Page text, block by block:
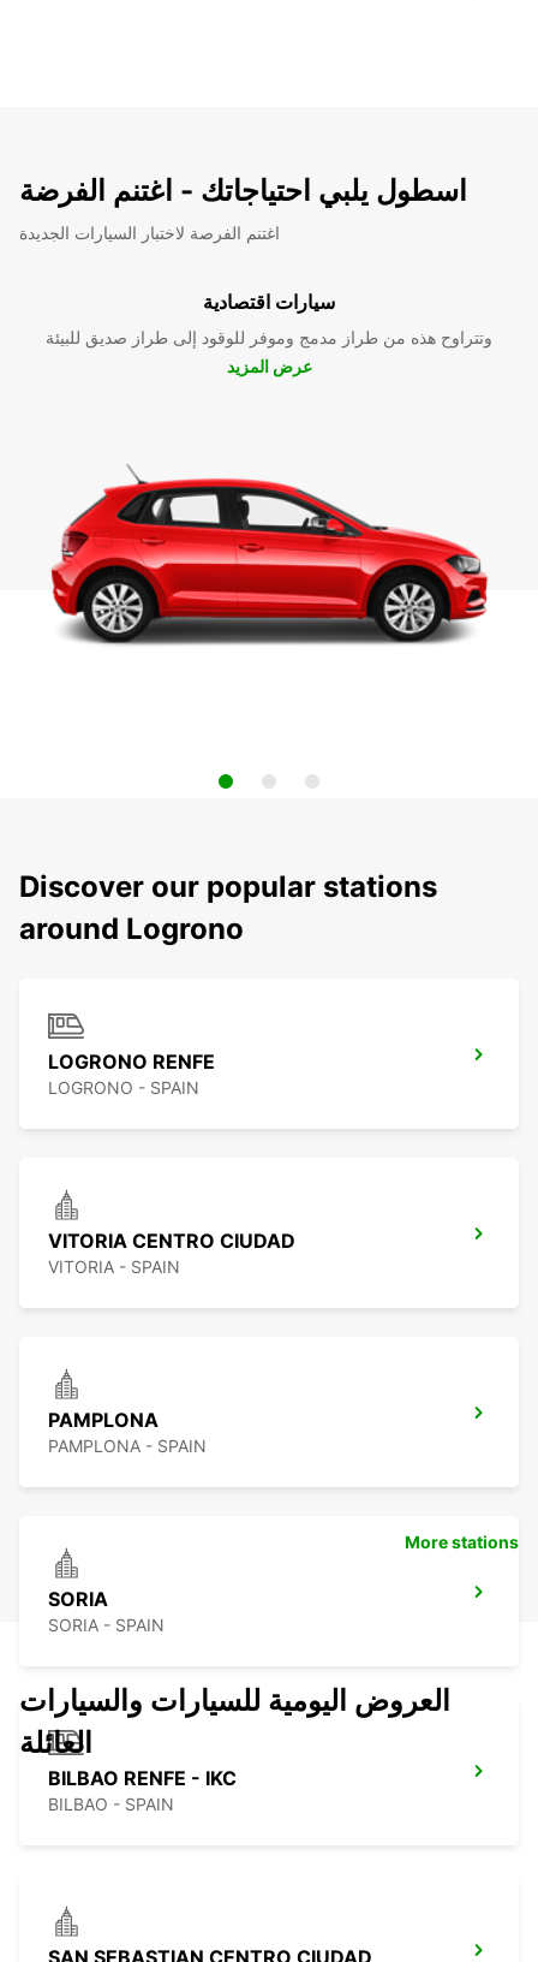
اسطول يلبي احتياجاتك - اغتنم الفرضة
اغتنم الفرصة لاختبار السيارات الجديدة
سيارات اقتصادية
وتتراوح هذه من طراز مدمج وموفر للوقود إلى طراز صديق للبيئة
عرض المزيد
Discover our popular stations
around Logrono
LOGRONO RENFE
LOGRONO - SPAIN
VITORIA CENTRO CIUDAD
VITORIA - SPAIN
PAMPLONA
PAMPLONA - SPAIN
SORIA
SORIA - SPAIN
BILBAO RENFE - IKC
BILBAO - SPAIN
More stations
العروض اليومية للسيارات والسيارات
العائلة